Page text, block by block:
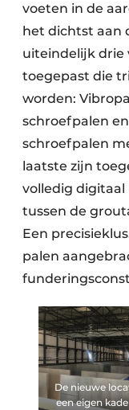
voeten in de
het dichtst aan
uiteindelijk drie
toegepast die
worden:
schroefpalen
schroefpalen
laatste zijn
volledig
tussen de
Een
palen
De nieuwe
een eigen